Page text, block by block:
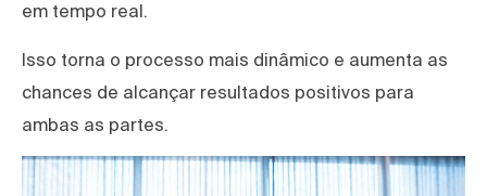
em tempo real.
Isso torna o processo mais dinâmico e aumenta as
chances de alcançar resultados positivos para
ambas as partes.